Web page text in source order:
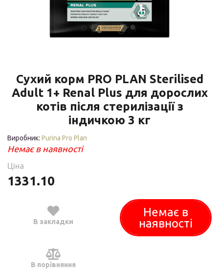
Сухий корм PRO PLAN Sterilised
Adult 1+ Renal Plus для дорослих
котів після стерилізації з
індичкою 3 кг
Виробник: Purina Pro Plan
Немає в наявності
Ціна
1331.10
В закладки
В порівняння
Немає в
наявності